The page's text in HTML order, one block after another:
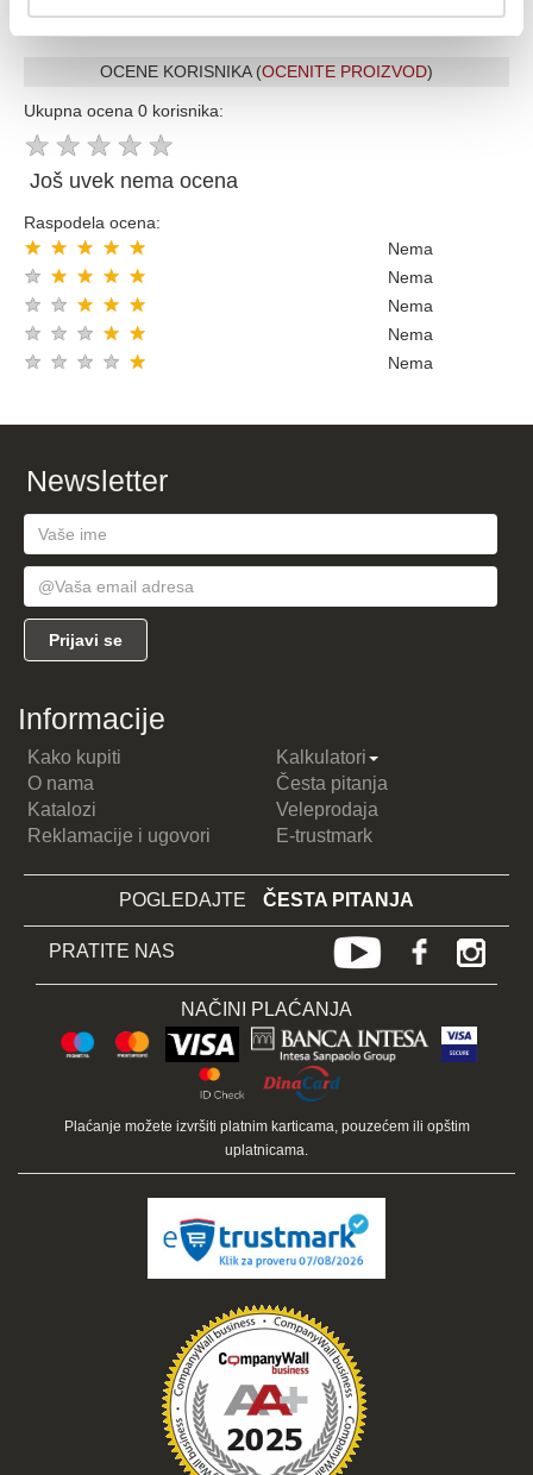
OCENE KORISNIKA (OCENITE PROIZVOD)
Ukupna ocena 0 korisnika:
★ ★ ★ ★ ★
Još uvek nema ocena
Raspodela ocena:
★
★
★
★
★ Nema
★
★
★
★
★ Nema
★
★
★
★
★ Nema
★
★
★
★
★ Nema
★
★
★
★
★ Nema
Newsletter
Informacije
Kako kupiti
Kalkulatori
O nama
Česta pitanja
Katalozi
Veleprodaja
Reklamacije i ugovori
E-trustmark
POGLEDAJTE ČESTA PITANJA
PRATITE NAS
NAČINI PLAĆANJA
Plaćanje možete izvršiti platnim karticama, pouzećem ili opštim
uplatnicama.